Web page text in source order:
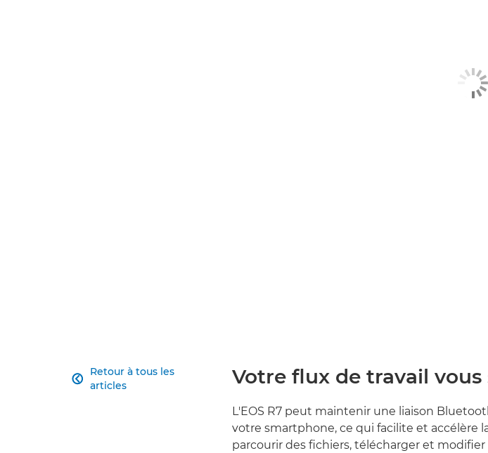
Retour à tous les
articles
 Votre flux de travail
L'EOS R7 peut maintenir une liaison
votre smartphone, ce qui facilite et accélère
parcourir des fichiers, télécharger et